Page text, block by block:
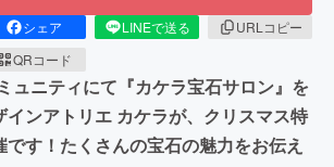
シェア LINEで送る
URLコピー
QRコード
ュニティにて『カケラ宝石サロン』を
インアトリエ カケラが、クリスマス特
す！たくさんの宝石の魅力をお伝え